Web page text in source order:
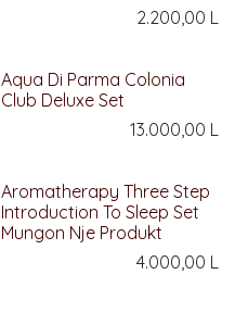
2.200,00 L
Aqua Di Parma Colonia
Club Deluxe Set
13.000,00 L
Aromatherapy Three Step
Introduction To Sleep Set
Mungon Nje Produkt
4.000,00 L